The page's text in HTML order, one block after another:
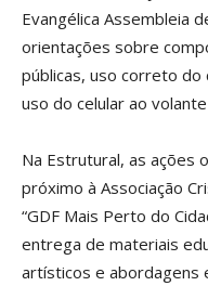
Evangélica Assembleia
orientações sobre
públicas, uso correto
uso do celular ao
Na Estrutural, as ações
próximo à Associação
“GDF Mais Perto do
entrega de materiais
artísticos e abordagens